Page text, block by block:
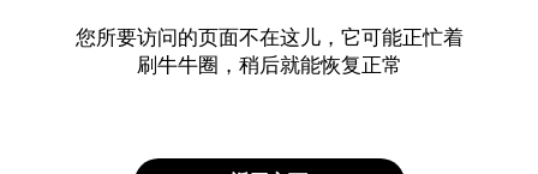
您所要访问的页面不在这儿，它可能正忙着
刷牛牛圈，稍后就能恢复正常